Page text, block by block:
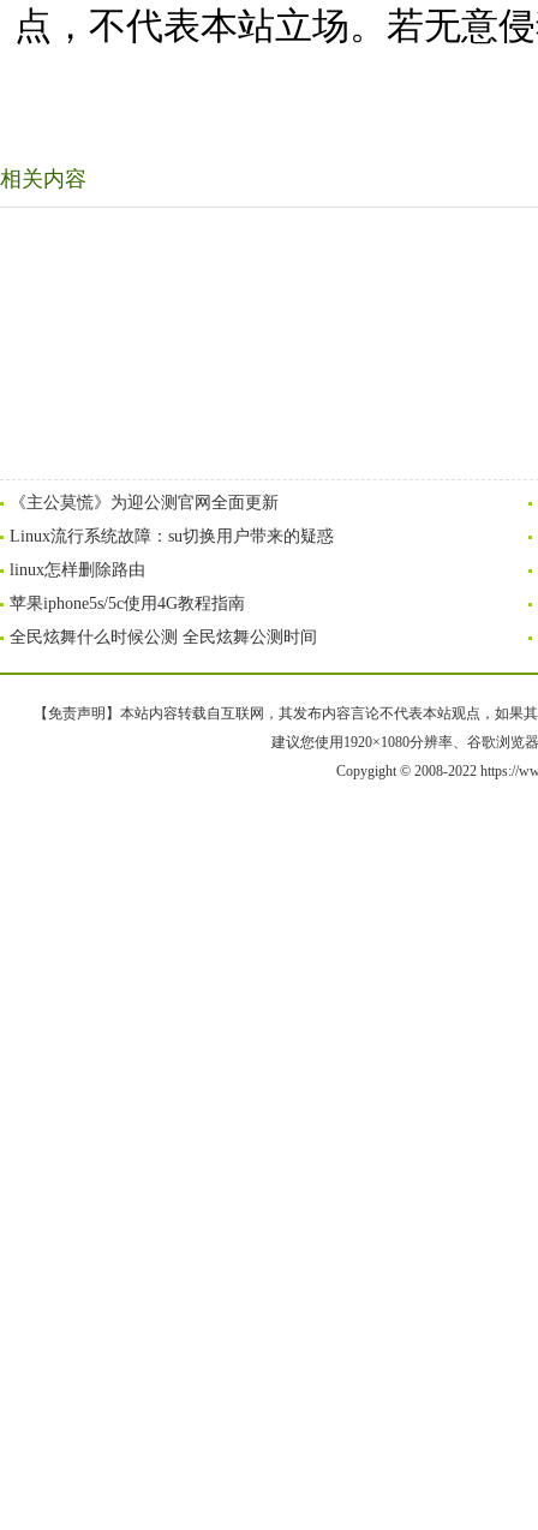
点，不代表本站立场。若无意
相关内容
《主公莫慌》为迎公测官网全面更新
Linux流行系统故障：su切换用户带来的疑惑
linux怎样删除路由
苹果iphone5s/5c使用4G教程指南
全民炫舞什么时候公测 全民炫舞公测时间
【免责声明】本站内容转载自互联网，其发布内容言论不代表本站观点，如果
建议您使用1920×1080分辨率、谷歌浏览
Copygight © 2008-2022 https://